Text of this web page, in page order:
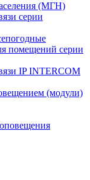
(МГН)
серии
помещений серии
IP INTERCOM
(модули)